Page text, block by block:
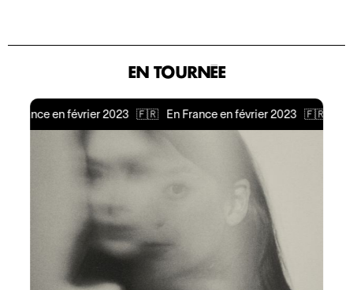
e
EN TOURNÉE
en février 2023 🇫🇷 En France en février 2023 🇫🇷 En